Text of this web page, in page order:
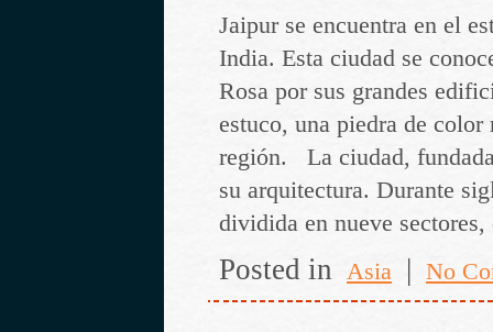
Jaipur se encuentra en el
India. Esta ciudad se
Rosa por sus grandes
estuco, una piedra de
región. La ciudad,
su arquitectura. Durante
dividida en nueve
Posted in Asia | No